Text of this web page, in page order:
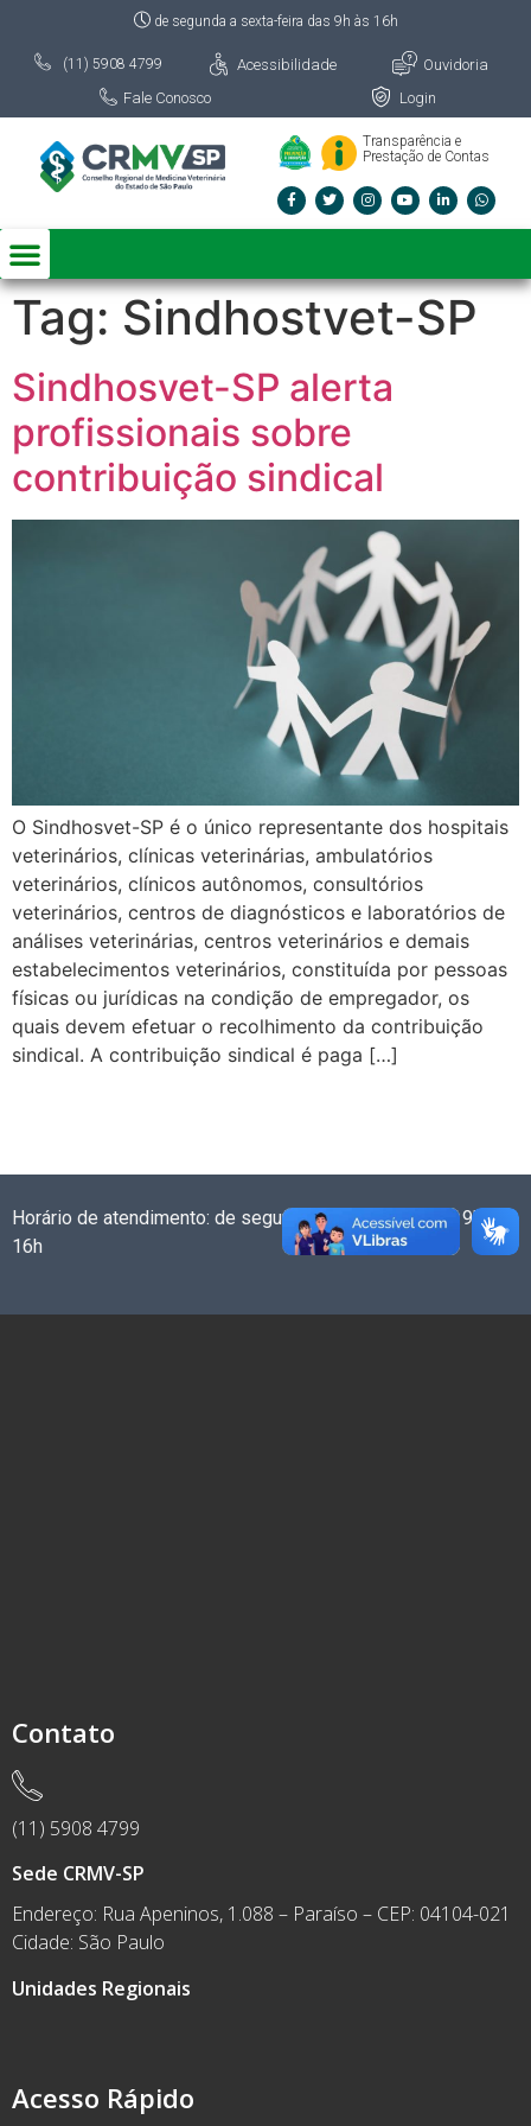
de segunda a sexta-feira das 9h às 16h
(11) 5908 4799 Acessibilidade
Ouvidoria
Fale Conosco
Login
Transparência e
Prestação de Contas
Tag: Sindhostvet-SP
Sindhosvet-SP alerta
profissionais sobre
contribuição sindical
O Sindhosvet-SP é o único representante dos hospitais
veterinários, clínicas veterinárias, ambulatórios
veterinários, clínicos autônomos, consultórios
veterinários, centros de diagnósticos e laboratórios de
análises veterinárias, centros veterinários e demais
estabelecimentos veterinários, constituída por pessoas
físicas ou jurídicas na condição de empregador, os
quais devem efetuar o recolhimento da contribuição
sindical. A contribuição sindical é paga […]
Horário de atendimento: de segunda a sexta-feira das 9h às
16h
Acesso Rápido
Contato
(11) 5908 4799
Sede CRMV-SP
Endereço: Rua Apeninos, 1.088 – Paraíso – CEP: 04104-021
Cidade: São Paulo
Unidades Regionais